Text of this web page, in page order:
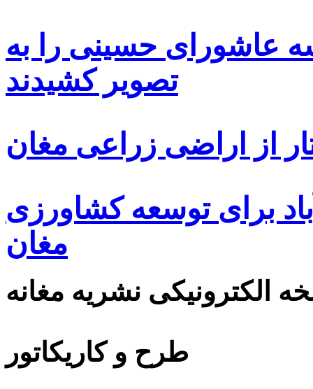
عاشورای حسینی را به
تصویر کشیدند
از اراضی زراعی مغان
برای توسعه کشاورزی
مغان
الکترونیکی نشریه مغانه
طرح و کاریکاتور